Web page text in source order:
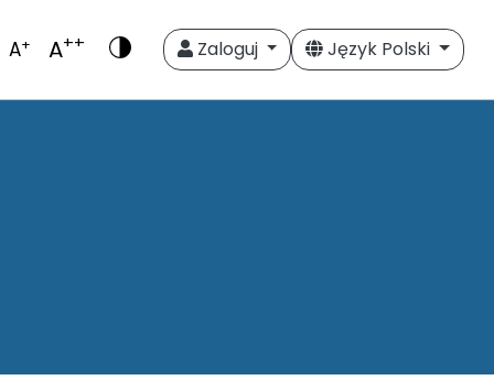
A+ A++ Zaloguj Język Polski